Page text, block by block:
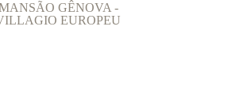
GÊNOVA -
EUROPEU